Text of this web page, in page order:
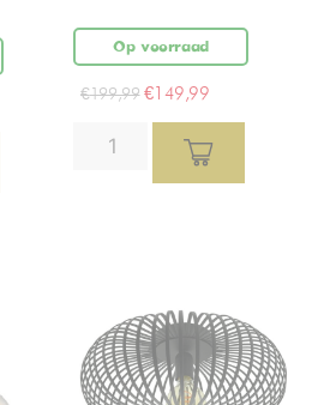
Op voorraad
€199,99 €149,99